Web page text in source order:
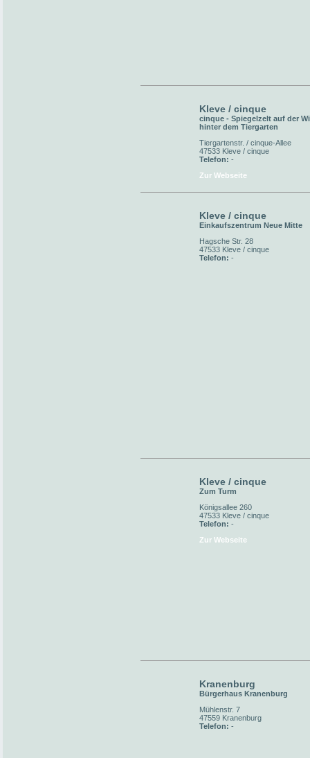
Kleve / cinque
cinque - Spiegelzelt auf der
hinter dem Tiergarten
Tiergartenstr. / cinque-Allee
47533 Kleve / cinque
Telefon: -
Zur Webseite
Kleve / cinque
Einkaufszentrum Neue Mitte
Hagsche Str. 28
47533 Kleve / cinque
Telefon: -
Kleve / cinque
Zum Turm
Königsallee 260
47533 Kleve / cinque
Telefon: -
Zur Webseite
Kranenburg
Bürgerhaus Kranenburg
Mühlenstr. 7
47559 Kranenburg
Telefon: -